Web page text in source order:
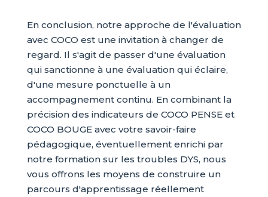
En conclusion, notre approche de l'évaluation
avec COCO est une invitation à changer de
regard. Il s'agit de passer d'une évaluation
qui sanctionne à une évaluation qui éclaire,
d'une mesure ponctuelle à un
accompagnement continu. En combinant la
précision des indicateurs de COCO PENSE et
COCO BOUGE avec votre savoir-faire
pédagogique, éventuellement enrichi par
notre formation sur les troubles DYS, nous
vous offrons les moyens de construire un
parcours d'apprentissage réellement